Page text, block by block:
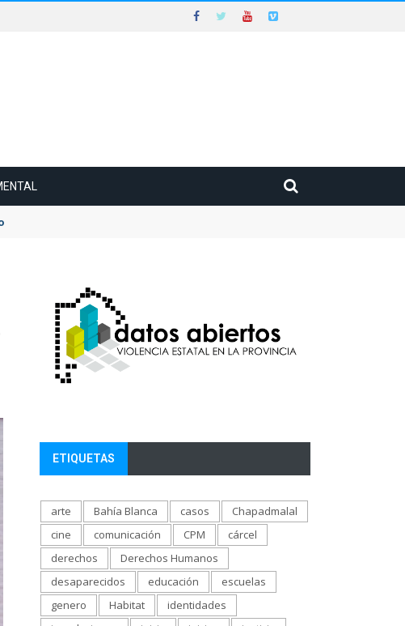
ETIQUETAS
arte Bahía Blanca casos
Chapadmalal
cine
comunicación CPM
cárcel
derechos
Derechos Humanos
desaparecidos
educación
escuelas
genero
Habitat
identidades